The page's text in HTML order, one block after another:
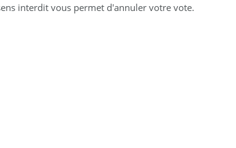
interdit vous permet d'annuler votre vote.